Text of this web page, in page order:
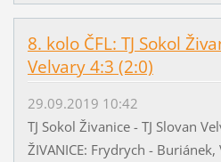
8. kolo ČFL: TJ Sokol
Velvary 4:3 (2:0)
29.09.2019 10:42
TJ Sokol Živanice - TJ Slovan
ŽIVANICE: Frydrych - Buriánek,